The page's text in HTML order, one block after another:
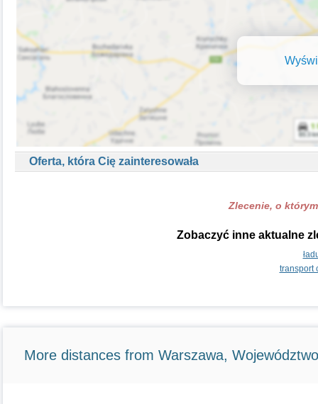
Oferta, która Cię zainteresowała
Zlecenie, o
Zobaczyć inne aktualne
transport
More distances from Warszawa,